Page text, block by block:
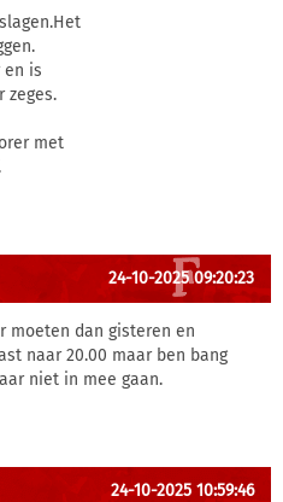
en is
zeges.
met
24-10-2025 09:20:23
moeten dan gisteren en
naar 20.00 maar ben bang
niet in mee gaan.
24-10-2025 10:59:46